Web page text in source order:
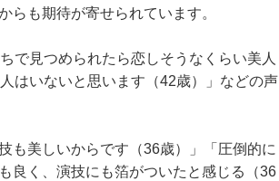
らも期待が寄せられています。
で見つめられたら恋しそうなくらい美人
はいないと思います（42歳）」などの声
も美しいからです（36歳）」「圧倒的に
良く、演技にも箔がついたと感じる（36